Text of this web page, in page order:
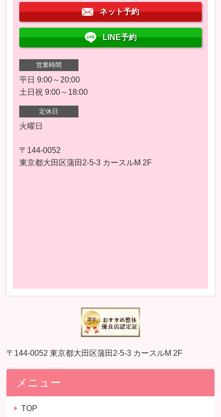
ネット予約
LINE予約
営業時間
平日 9:00～20:00
土日祝 9:00～18:00
定休日
火曜日
〒144-0052
東京都大田区蒲田2-5-3 カースルM 2F
〒144-0052 東京都大田区蒲田2-5-3 カースルM 2F
メニュー
TOP